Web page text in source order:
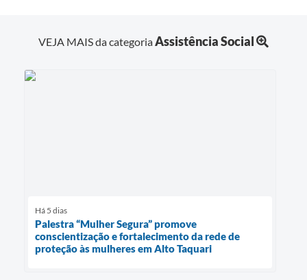
VEJA MAIS da categoriaAssistência Social
Há 5 dias
Palestra “Mulher Segura” promove
conscientização e fortalecimento da rede de
proteção às mulheres em Alto Taquari